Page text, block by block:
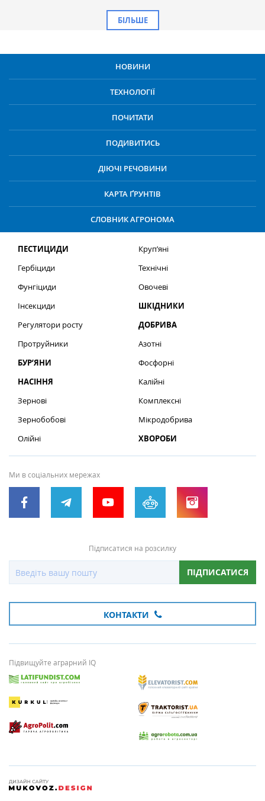
БІЛЬШЕ
НОВИНИ
ТЕХНОЛОГІЇ
ПОЧИТАТИ
ПОДИВИТИСЬ
ДІЮЧІ РЕЧОВИНИ
КАРТА ҐРУНТІВ
СЛОВНИК АГРОНОМА
ПЕСТИЦИДИ
Гербіциди
Фунгіциди
Інсекциди
Регулятори росту
Протруйники
БУР’ЯНИ
НАСІННЯ
Зернові
Зернобобові
Олійні
Круп’яні
Технічні
Овочеві
ШКІДНИКИ
ДОБРИВА
Азотні
Фосфорні
Калійні
Комплексні
Мікродобрива
ХВОРОБИ
Ми в соціальних мережах
Підписатися на розсилку
ПІДПИСАТИСЯ
КОНТАКТИ
Підвищуйте аграрний IQ